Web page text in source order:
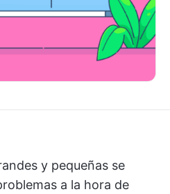
y pequeñas se
a la hora de